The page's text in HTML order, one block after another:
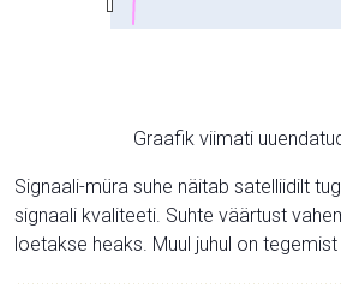
Graafik viimati
Signaali-müra suhe näitab satelliidilt
signaali kvaliteeti. Suhte väärtust
loetakse heaks. Muul juhul on tegemist